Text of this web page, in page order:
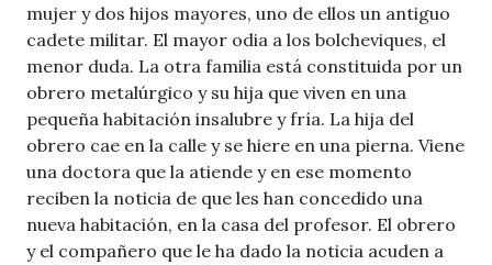
mujer y dos hijos mayores, uno de ellos un antiguo
cadete militar. El mayor odia a los bolcheviques, el
menor duda. La otra familia está constituida por un
obrero metalúrgico y su hija que viven en una
pequeña habitación insalubre y fría. La hija del
obrero cae en la calle y se hiere en una pierna. Viene
una doctora que la atiende y en ese momento
reciben la noticia de que les han concedido una
nueva habitación, en la casa del profesor. El obrero
y el compañero que le ha dado la noticia acuden a